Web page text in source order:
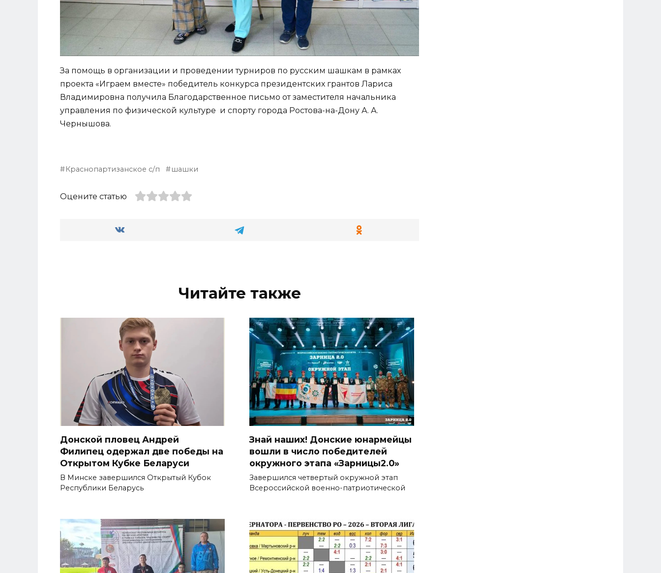
За помощь в организации и проведении турниров по русским шашкам в рамках
проекта «Играем вместе» победитель конкурса президентских грантов Лариса
Владимировна получила Благодарственное письмо от заместителя начальника
управления по физической культуре и спорту города Ростова-на-Дону А. А.
Чернышова.
Краснопартизанское с/п шашки
Оцените статью
Читайте также
Донской пловец Андрей
Филипец одержал две победы на
Открытом Кубке Беларуси
В Минске завершился Открытый Кубок
Республики Беларусь
Знай наших! Донские юнармейцы
вошли в число победителей
окружного этапа «Зарницы2.0»
Завершился четвертый окружной этап
Всероссийской военно-патриотической